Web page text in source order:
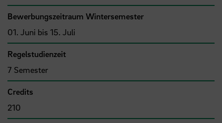
Bewerbungszeitraum Wintersemester
01. Juni bis 15. Juli
Regelstudienzeit
7 Semester
Credits
210